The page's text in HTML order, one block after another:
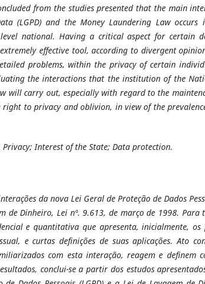
from the studies presented that the main
(LGPD) and the Money Laundering Law
national. Having a critical aspect for certain
effective tool, according to divergent
problems, within the privacy of certain
the interactions that the institution of the
will carry out, especially with regard to the
to privacy and oblivion, in view of the
Interest of the State; Data protection.
da nova Lei Geral de Proteção de Dados
de Dinheiro, Lei nº. 9.613, de março de 1998.
e quantitativa que apresenta, inicialmente, os
e curtas definições de suas aplicações. Ato
com esta interação, reagem e definem
conclui-se a partir dos estudos